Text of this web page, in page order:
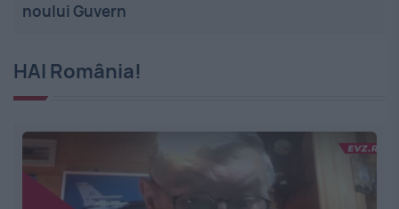
noului Guvern
HAI România!